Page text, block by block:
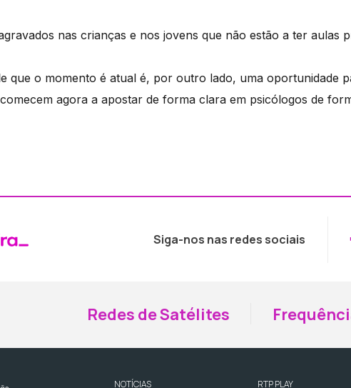
nas crianças e nos jovens que não estão a ter aulas
que o momento é atual é, por outro lado, uma oportunidade
agora a apostar de forma clara em psicólogos de
Siga-nos nas redes sociais
Redes de Satélites
NOTÍCIAS RTP PLAY